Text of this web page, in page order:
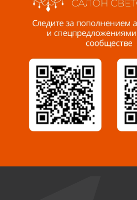
Пенза, ул. Пролетарская, 61 ТЦ
Миасс, ул. Романенко, 95
8 922 500 30 39
Сызрань, ул. Декабристов, 1А
8 927 009 54 63
Саратов, ул. Танкистов, 37 (БЦ